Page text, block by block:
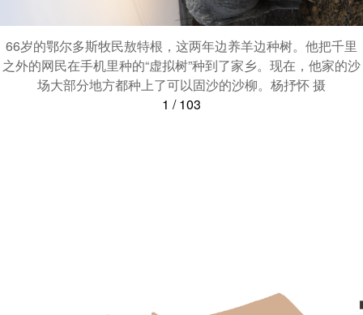
66岁的鄂尔多斯牧民敖特根，这两年边养羊边种树。他把千里
之外的网民在手机里种的“虚拟树”种到了家乡。现在，他家的沙
场大部分地方都种上了可以固沙的沙柳。杨抒怀 摄
1 /103